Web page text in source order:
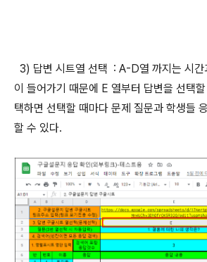
3) 답변 시트열 선택 : A-D열 까지는 시간
이 들어가기 때문에 E 열부터 답변을 선택
택하면 선택할 때마다 문제 질문과 학생들
할 수 있다.